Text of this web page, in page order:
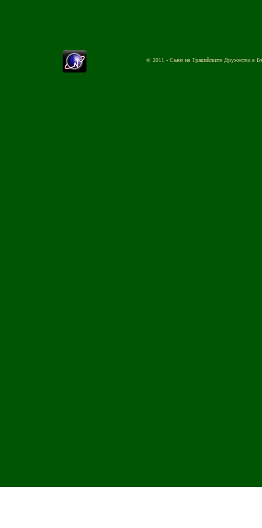
© 2011 - Съюз на Тракийските Дружества в